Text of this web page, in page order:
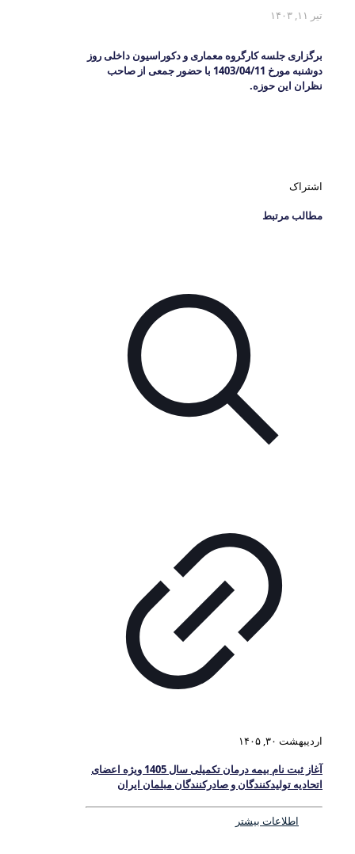
تیر ۱۱, ۱۴۰۳
برگزاری جلسه کارگروه معماری و دکوراسیون داخلی روز
دوشنبه مورخ 1403/04/11 با حضور جمعی از صاحب
نظران این حوزه.
اشتراک
مطالب مرتبط
اردیبهشت ۳۰, ۱۴۰۵
آغاز ثبت نام بیمه درمان تکمیلی سال 1405 ویژه اعضای
اتحادیه تولیدکنندگان و صادرکنندگان مبلمان ایران
اطلاعات بیشتر